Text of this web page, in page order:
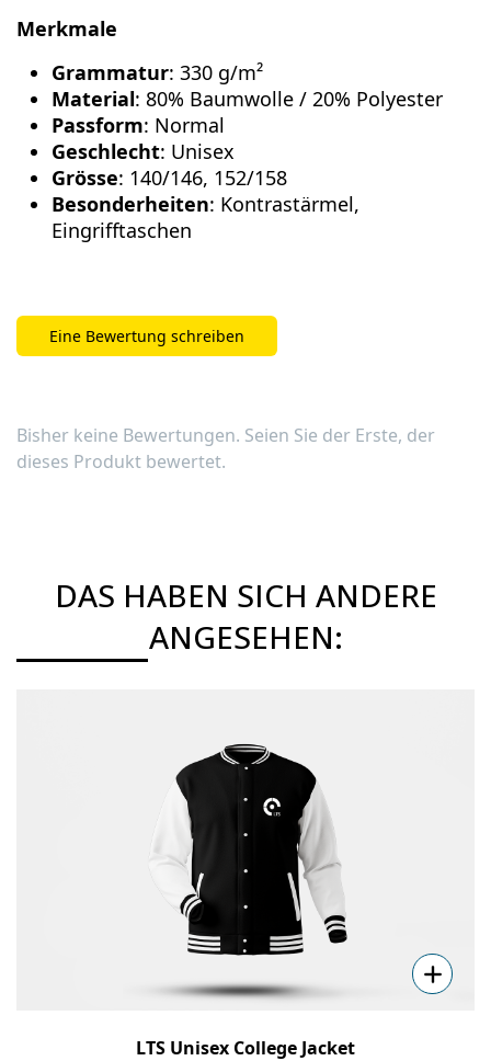
Merkmale
Grammatur: 330 g/m²
Material: 80% Baumwolle / 20% Polyester
Passform: Normal
Geschlecht: Unisex
Grösse: 140/146, 152/158
Besonderheiten: Kontrastärmel,
Eingrifftaschen
Eine Bewertung schreiben
Bisher keine Bewertungen. Seien Sie der Erste, der
dieses Produkt bewertet.
DAS HABEN SICH ANDERE
ANGESEHEN:
LTS Unisex College Jacket